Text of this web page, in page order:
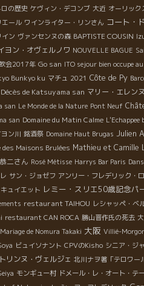
の歴史 ケヴィン・デコンブ 大近 オーリック
エール ワインライター・リンさん コート・
ン ヴァンセンヌの森 BAPTISTE COUSIN
ヨン・オヴェルノワ NOUVELLE BAGUE
会2017年 Go san ITO sejour bien occupe
Bunkyo ku マチュ 2021 Côte de Py
Décès de Katsuyama san マリー・エレン
san Le Monde de la Nature Pont Neuf
san Domaine du Matin Calme L'Echappee
ヨン川 銘酒祭 Domaine Haut Brugas Julien
des Maisons Brulées Mathieu et Camille
二さん Rosé Métisse Harrys Bar Paris
サン・ジョゼフ アンリー・フレデリック・
キュイエット レミー・スリエ50歳記念パ
restaurant TAIHOU レシャッペ・
restaurant CAN ROCA 勝山晋作氏の死去
Mariage de Nomura Takaki 大阪 Villié-
ビュイソナント CPVのKisho シニア・ジ
リンヌ・ヴェルジェ 北川ナヲ著「テロワー
モンギュー村 ドメール・レ・オート・テ